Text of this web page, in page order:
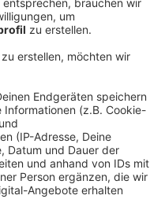
10:24
Konzentration als
und ist giftig
ist etwas weniger